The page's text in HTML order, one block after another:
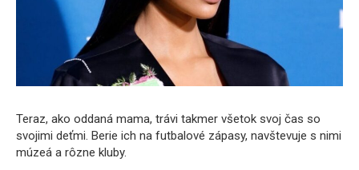
Teraz, ako oddaná mama, trávi takmer všetok svoj čas so
svojimi deťmi. Berie ich na futbalové zápasy, navštevuje s nimi
múzeá a rôzne kluby.